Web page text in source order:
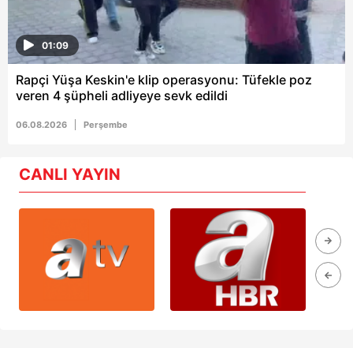
01:09
Rapçi Yüşa Keskin'e klip operasyonu: Tüfekle poz
veren 4 şüpheli adliyeye sevk edildi
06.08.2026 Perşembe
CANLI YAYIN